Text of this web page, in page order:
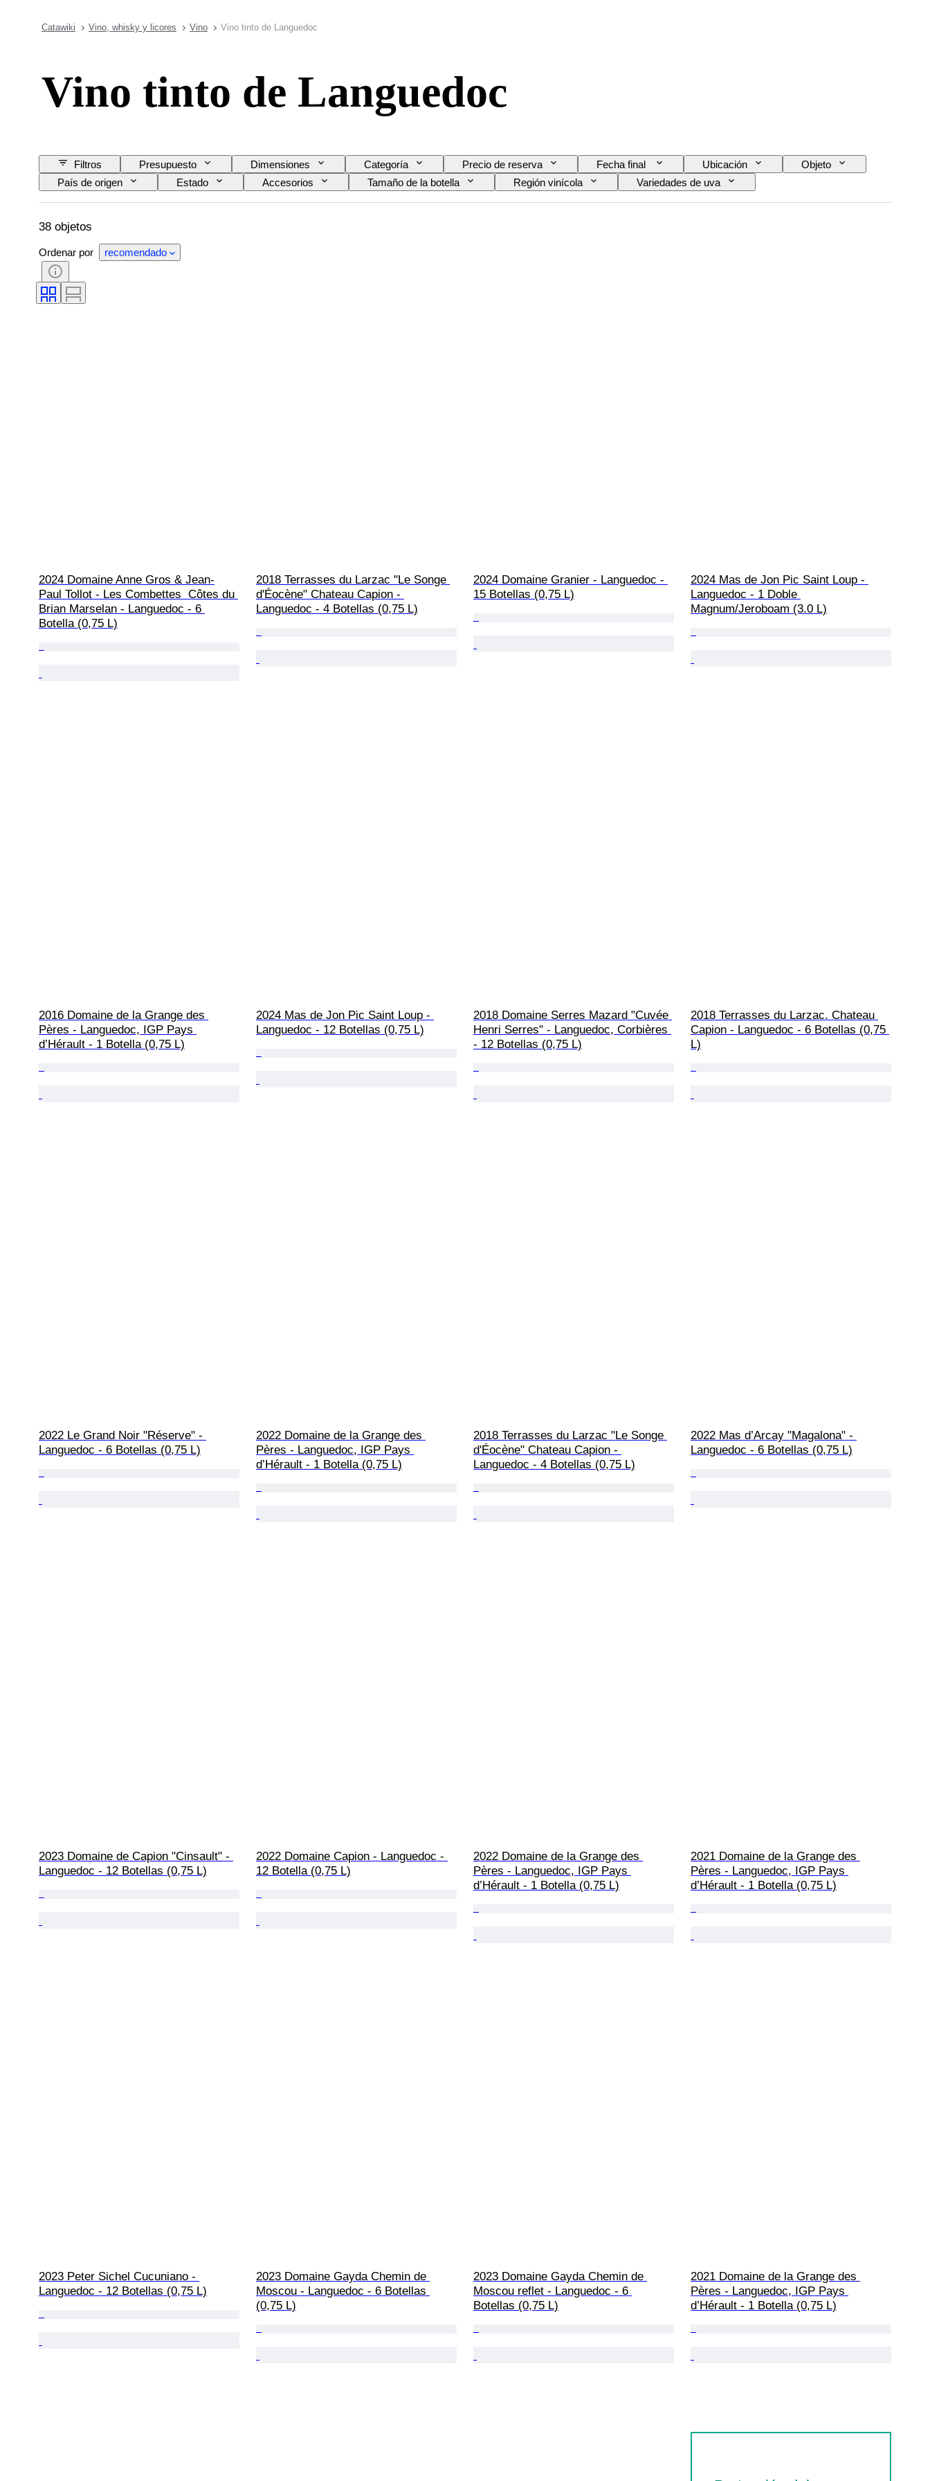
Catawiki Vino, whisky y licores Vino Vino tinto de Languedoc
Vino tinto de Languedoc
Filtros Presupuesto Dimensiones Categoría Precio de reserva Fecha final Ubicación
Objeto
País de origen
Estado Accesorios Tamaño de la botella Región vinícola
Variedades de uva
Nivel de llenado de vino
Calificación del vino
38 objetos
Ordenar por recomendado
2024 Domaine Anne Gros & Jean-
Paul Tollot - Les Combettes  Côtes du
Brian Marselan - Languedoc - 6
Botella (0,75 L)
2018 Terrasses du Larzac "Le Songe
d'Éocène" Chateau Capion -
Languedoc - 4 Botellas (0,75 L)
2024 Domaine Granier - Languedoc -
15 Botellas (0,75 L)
2024 Mas de Jon Pic Saint Loup -
Languedoc - 1 Doble
Magnum/Jeroboam (3.0 L)
2016 Domaine de la Grange des
Pères - Languedoc, IGP Pays
d’Hérault - 1 Botella (0,75 L)
2024 Mas de Jon Pic Saint Loup -
Languedoc - 12 Botellas (0,75 L)
2018 Domaine Serres Mazard "Cuvée
Henri Serres" - Languedoc, Corbières
- 12 Botellas (0,75 L)
2018 Terrasses du Larzac. Chateau
Capion - Languedoc - 6 Botellas (0,75
L)
2022 Le Grand Noir "Réserve" -
Languedoc - 6 Botellas (0,75 L)
2022 Domaine de la Grange des
Pères - Languedoc, IGP Pays
d’Hérault - 1 Botella (0,75 L)
2018 Terrasses du Larzac "Le Songe
d'Éocène" Chateau Capion -
Languedoc - 4 Botellas (0,75 L)
2022 Mas d’Arcay "Magalona" -
Languedoc - 6 Botellas (0,75 L)
2023 Domaine de Capion "Cinsault" -
Languedoc - 12 Botellas (0,75 L)
2022 Domaine Capion - Languedoc -
12 Botella (0,75 L)
2022 Domaine de la Grange des
Pères - Languedoc, IGP Pays
d’Hérault - 1 Botella (0,75 L)
2021 Domaine de la Grange des
Pères - Languedoc, IGP Pays
d’Hérault - 1 Botella (0,75 L)
2023 Peter Sichel Cucuniano -
Languedoc - 12 Botellas (0,75 L)
2023 Domaine Gayda Chemin de
Moscou - Languedoc - 6 Botellas
(0,75 L)
2023 Domaine Gayda Chemin de
Moscou reflet - Languedoc - 6
Botellas (0,75 L)
2021 Domaine de la Grange des
Pères - Languedoc, IGP Pays
d’Hérault - 1 Botella (0,75 L)